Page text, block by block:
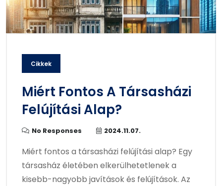
Cikkek
Miért Fontos A Társasházi
Felújítási Alap?
No Responses 2024.11.07.
Miért fontos a társasházi felújítási alap? Egy
társasház életében elkerülhetetlenek a
kisebb-nagyobb javítások és felújítások. Az